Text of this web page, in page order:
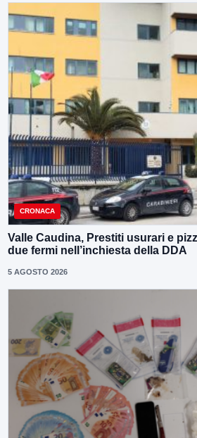
CRONACA
Valle Caudina, Prestiti usurari e
due fermi nell’inchiesta della DDA
5 AGOSTO 2026